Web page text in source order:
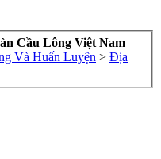
Cầu Lông Việt Nam
Và Huấn Luyện > Địa